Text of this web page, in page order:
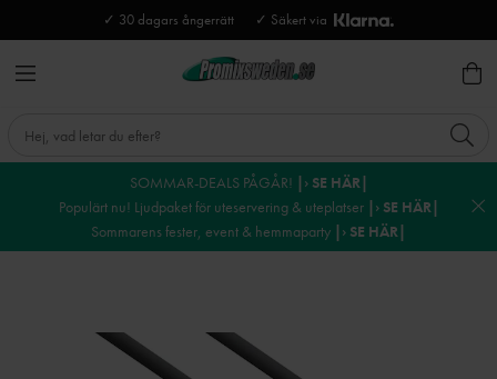
✓ 30 dagars ångerrätt ✓ Säkert via
SOMMAR-DEALS PÅGÅR! |› SE HÄR|
Populärt nu! Ljudpaket för uteservering & uteplatser |› SE HÄR|
Sommarens fester, event & hemmaparty |› SE HÄR|